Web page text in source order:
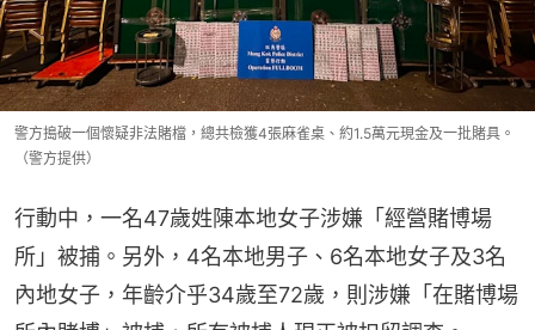
警方搗破一個懷疑非法賭檔，總共檢獲4張麻雀桌、約1.5萬元現金及一批賭具。
（警方提供）
行動中，一名47歲姓陳本地女子涉嫌「經營賭博場
所」被捕。另外，4名本地男子、6名本地女子及3名
內地女子，年齡介乎34歲至72歲，則涉嫌「在賭博場